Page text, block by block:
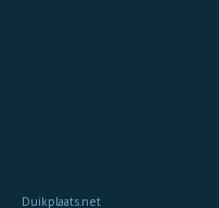
Duikplaats.net